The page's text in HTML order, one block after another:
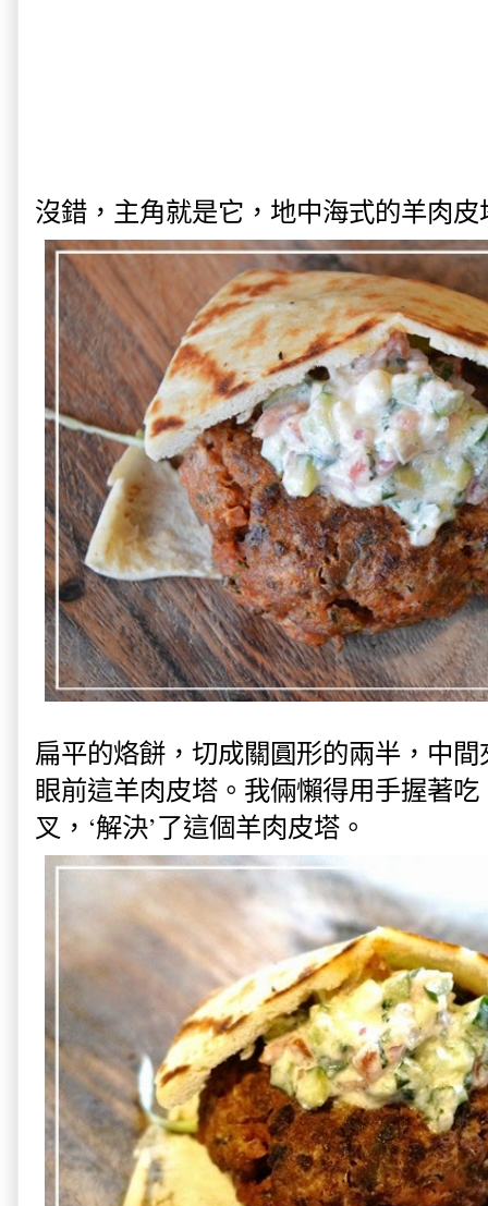
沒錯，主角就是它，地中海式的羊肉皮
扁平的烙餅，切成關圓形的兩半，中
眼前這羊肉皮塔。我倆懶得用手握著
叉，‘解決’了這個羊肉皮塔。